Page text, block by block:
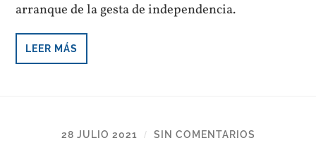
arranque de la gesta de independencia.
LEER MÁS
28 JULIO 2021 / SIN COMENTARIOS